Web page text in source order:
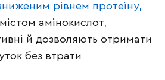
рівнем протеїну,
амінокислот,
й дозволяють отримати
без втрати